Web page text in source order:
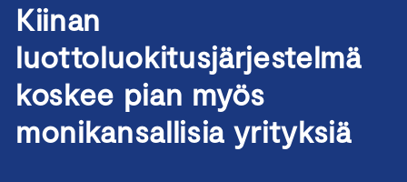
Kiinan
luottoluokitusjärjestelmä
koskee pian myös
monikansallisia yrityksiä